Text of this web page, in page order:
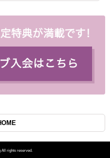
rights reserved.